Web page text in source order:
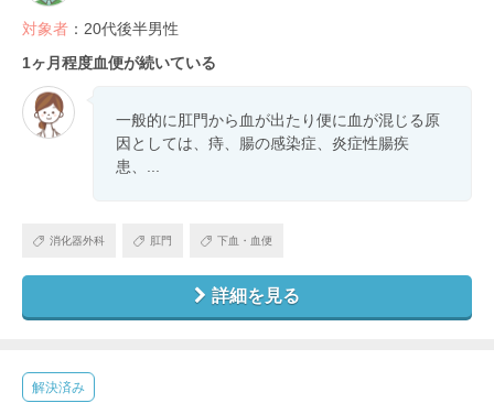
対象者 ：20代後半男性
1ヶ月程度血便が続いている
一般的に肛門から血が出たり便に血が混じる原
因としては、痔、腸の感染症、炎症性腸疾
患、...
消化器外科 肛門 下血・血便
詳細を見る
解決済み